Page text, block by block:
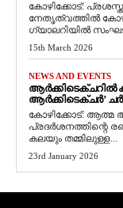
കോഴിക്കോട്:
നേതൃത്വത്തിൽ
ഗ്യാലറിയിൽ
15th March 2026
NEWS AND EVENTS
ആർക്കിടെക്ചർ’
​കോഴിക്കോട്: ആത്മ
പ്രദർശനത്തിന്റെ
കലയും തമ്മിലുള്ള...
23rd January 2026